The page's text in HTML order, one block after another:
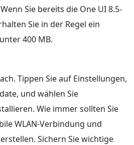
Sie bereits die One UI 8.5-
Sie in der Regel ein
400 MB.
Tippen Sie auf Einstellungen,
und wählen Sie
Wie immer sollten Sie
WLAN-Verbindung und
Sichern Sie wichtige